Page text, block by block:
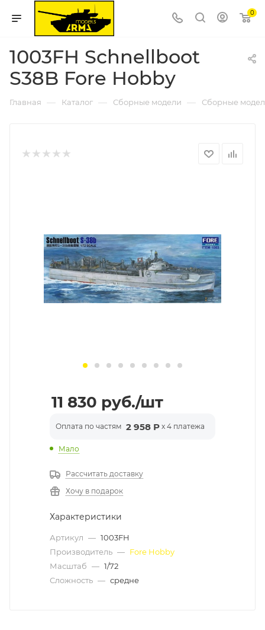
0
1003FH Schnellboot
S38B Fore Hobby
Главная — Каталог — Сборные модели — Сборные
11 830 руб./шт
Оплата по частям 2 958 Р x 4 платежа
Мало
Рассчитать доставку
Хочу в подарок
Характеристики
Артикул — 1003FH
Производитель — Fore Hobby
Масштаб — 1/72
Сложность — средне